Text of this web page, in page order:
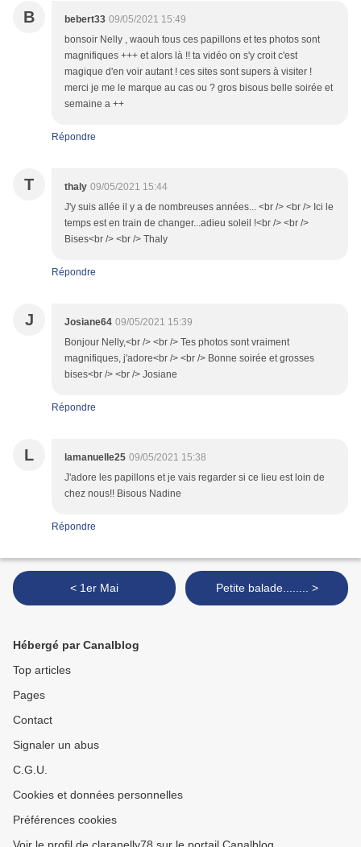
B bebert33 09/05/2021 15:49
bonsoir Nelly , waouh tous ces papillons et tes photos sont
magnifiques +++ et alors là !! ta vidéo on s'y croit c'est
magique d'en voir autant ! ces sites sont supers à visiter !
merci je me le marque au cas ou ? gros bisous belle soirée et
semaine a ++
Répondre
T thaly 09/05/2021 15:44
J'y suis allée il y a de nombreuses années... <br /> <br /> Ici le
temps est en train de changer...adieu soleil !<br /> <br />
Bises<br /> <br /> Thaly
Répondre
J Josiane64 09/05/2021 15:39
Bonjour Nelly,<br /> <br /> Tes photos sont vraiment
magnifiques, j'adore<br /> <br /> Bonne soirée et grosses
bises<br /> <br /> Josiane
Répondre
L lamanuelle25 09/05/2021 15:38
J'adore les papillons et je vais regarder si ce lieu est loin de
chez nous!! Bisous Nadine
Répondre
< 1er Mai Petite balade........ >
Hébergé par Canalblog
Top articles
Pages
Contact
Signaler un abus
C.G.U.
Cookies et données personnelles
Préférences cookies